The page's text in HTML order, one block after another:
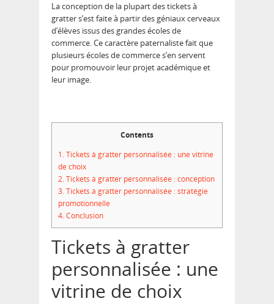
La conception de la plupart des tickets à
gratter s’est faite à partir des géniaux cerveaux
d’élèves issus des grandes écoles de
commerce. Ce caractère paternaliste fait que
plusieurs écoles de commerce s’en servent
pour promouvoir leur projet académique et
leur image.
Contents
1.Tickets à gratter personnalisée : une vitrine
de choix
2.Tickets à gratter personnalisée : conception
3.Tickets à gratter personnalisée : stratégie
promotionnelle
4.Conclusion
Tickets à gratter
personnalisée : une
vitrine de choix